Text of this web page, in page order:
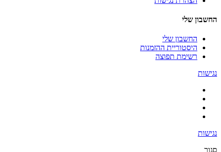
החשבון שלי
החשבון שלי
היסטוריית ההזמנות
רשימת תפוצה
נגישות
נגישות
סגור